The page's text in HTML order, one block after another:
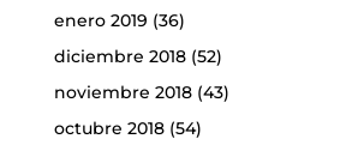
enero 2019 (36)
diciembre 2018(52)
noviembre 2018(43)
octubre 2018(54)